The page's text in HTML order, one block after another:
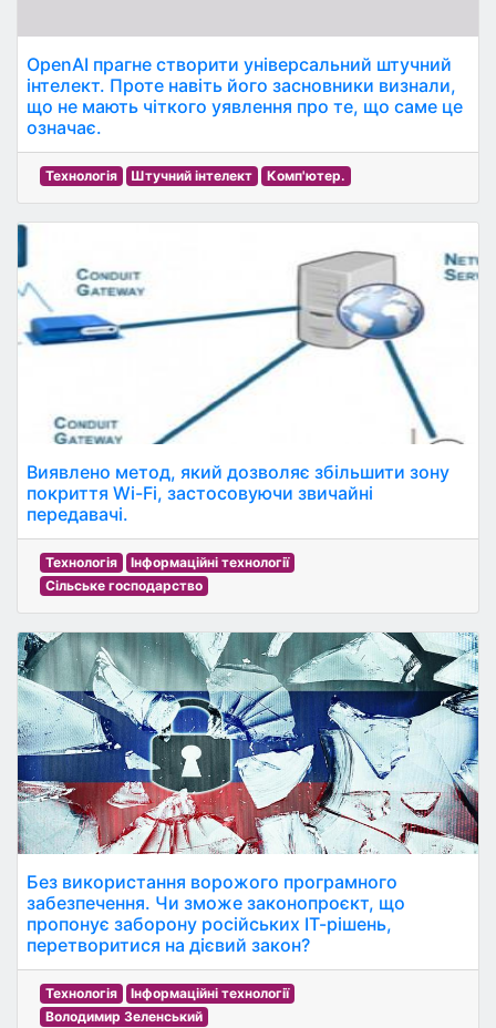
OpenAI прагне створити універсальний штучний
інтелект. Проте навіть його засновники визнали,
що не мають чіткого уявлення про те, що саме це
означає.
Технологія Штучний інтелект Комп'ютер.
Виявлено метод, який дозволяє збільшити зону
покриття Wi-Fi, застосовуючи звичайні
передавачі.
Технологія
Інформаційні технології
Сільське господарство
Без використання ворожого програмного
забезпечення. Чи зможе законопроєкт, що
пропонує заборону російських ІТ-рішень,
перетворитися на дієвий закон?
Технологія
Інформаційні технології
Володимир Зеленський